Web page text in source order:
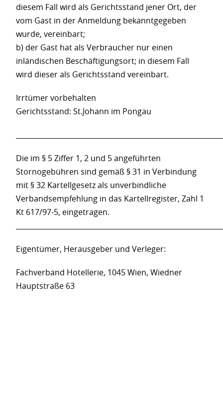
diesem Fall wird als Gerichtsstand jener Ort, der
vom Gast in der Anmeldung bekanntgegeben
wurde, vereinbart;
b) der Gast hat als Verbraucher nur einen
inländischen Beschäftigungsort; in diesem Fall
wird dieser als Gerichtsstand vereinbart.
Irrtümer vorbehalten
Gerichtsstand: St.Johann im Pongau
Die im § 5 Ziffer 1, 2 und 5 angeführten
Stornogebühren sind gemäß § 31 in Verbindung
mit § 32 Kartellgesetz als unverbindliche
Verbandsempfehlung in das Kartellregister, Zahl 1
Kt 617/97-5, eingetragen.
Eigentümer, Herausgeber und Verleger:
Fachverband Hotellerie, 1045 Wien, Wiedner
Hauptstraße 63